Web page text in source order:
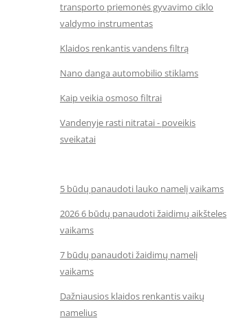
transporto priemonės gyvavimo ciklo
valdymo instrumentas
Klaidos renkantis vandens filtrą
Nano danga automobilio stiklams
Kaip veikia osmoso filtrai
Vandenyje rasti nitratai - poveikis
sveikatai
5 būdų panaudoti lauko namelį vaikams
2026 6 būdų panaudoti žaidimų aikšteles
vaikams
7 būdų panaudoti žaidimų namelį
vaikams
Dažniausios klaidos renkantis vaikų
namelius